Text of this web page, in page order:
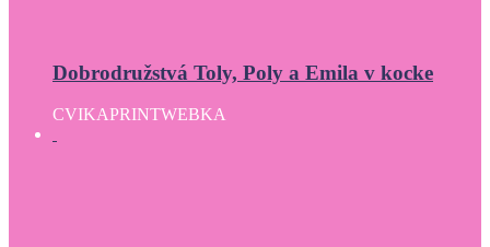
Dobrodružstvá Toly, Poly a Emila v kocke
CVIKAPRINTWEBKA